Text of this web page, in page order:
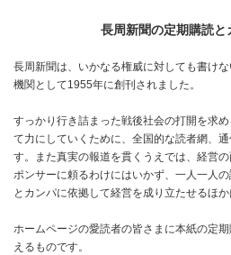
長周新聞の定期購読と
長周新聞は、いかなる権威に対しても書け
機関として1955年に創刊されました。
すっかり行き詰まった戦後社会の打開を求
て力にしていくために、全国的な読者網、
す。また真実の報道を貫くうえでは、経営
ポンサーに頼るわけにはいかず、一人一人
とカンパに依拠して経営を成り立たせるほか
ホームページの愛読者の皆さまに本紙の定
えるものです。